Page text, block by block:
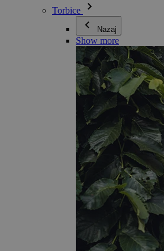
Torbice
Nazaj
Show more